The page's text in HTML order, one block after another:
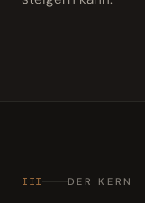
III DER KERN